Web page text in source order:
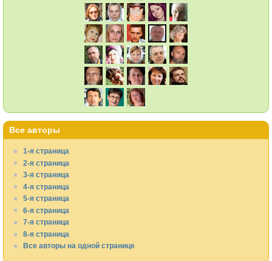
Все авторы
1-я страница
2-я страница
3-я страница
4-я страница
5-я страница
6-я страница
7-я страница
8-я страница
Все авторы на одной странице